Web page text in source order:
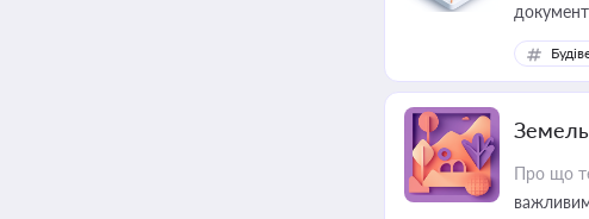
Про що